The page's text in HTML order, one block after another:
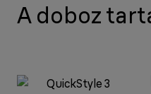
A doboz